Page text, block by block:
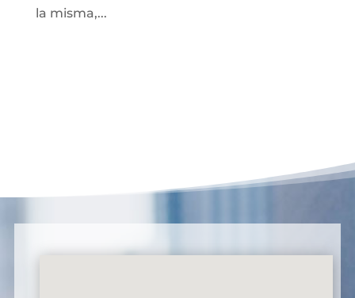
la misma,...